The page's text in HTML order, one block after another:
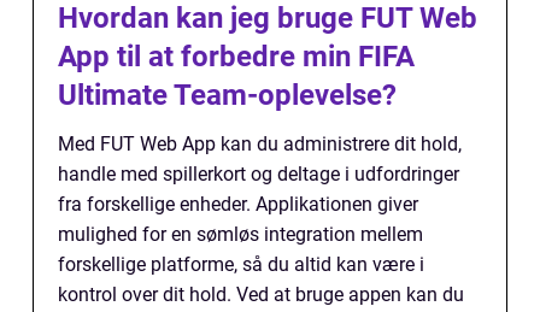
Hvordan kan jeg bruge FUT Web
App til at forbedre min FIFA
Ultimate Team-oplevelse?
Med FUT Web App kan du administrere dit hold,
handle med spillerkort og deltage i udfordringer
fra forskellige enheder. Applikationen giver
mulighed for en sømløs integration mellem
forskellige platforme, så du altid kan være i
kontrol over dit hold. Ved at bruge appen kan du